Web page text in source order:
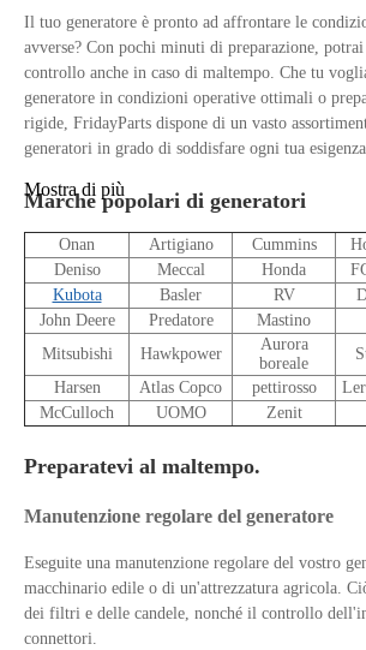
Il tuo generatore è pronto ad affrontare le
avverse? Con pochi minuti di preparazione,
controllo anche in caso di maltempo. Che tu
generatore in condizioni operative ottimali o
rigide, FridayParts dispone di un vasto
generatori in grado di soddisfare ogni tua
Marche popolari di generatori
Onan Artigiano Cummins
Deniso
Meccal Honda
Kubota
Basler RV
John Deere
Predatore Mastino
Mitsubishi
Hawkpower
Aurora
boreale
Harsen
Atlas Copco pettirosso
McCulloch
UOMO Zenit
Preparatevi al maltempo.
Manutenzione regolare del generatore
Eseguite una manutenzione regolare del vostro
macchinario edile o di un'attrezzatura agricola.
dei filtri e delle candele, nonché il controllo
connettori.
Mostra di più